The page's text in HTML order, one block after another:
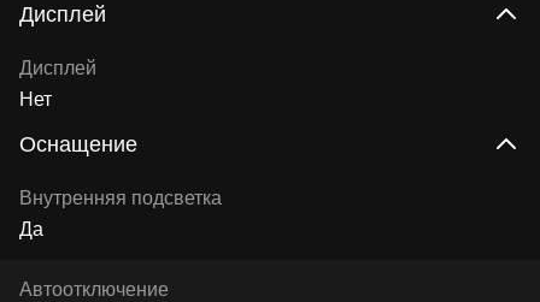
Дисплей
Дисплей
Нет
Оснащение
Внутренняя подсветка
Да
Автоотключение